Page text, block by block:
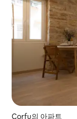
Corfu의 아파트